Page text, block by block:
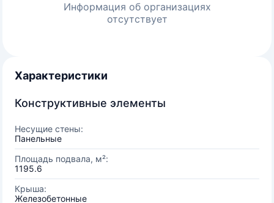
Информация об организациях
отсутствует
Характеристики
Конструктивные элементы
Несущие стены:
Панельные
Площадь подвала, м²:
1195.6
Крыша:
Железобетонные